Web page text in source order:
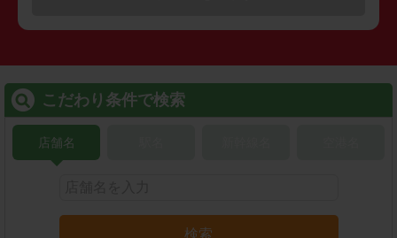
こだわり条件で検索
店舗名
検索